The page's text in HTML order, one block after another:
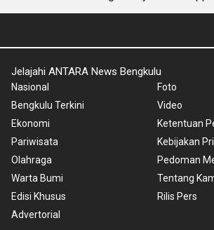
Jelajahi ANTARA News Bengkulu
Nasional
Bengkulu Terkini
Ekonomi
Pariwisata
Olahraga
Warta Bumi
Edisi Khusus
Advertorial
Foto
Video
Ketentuan
Kebijakan
Pedoman
Tentang
Rilis Pers